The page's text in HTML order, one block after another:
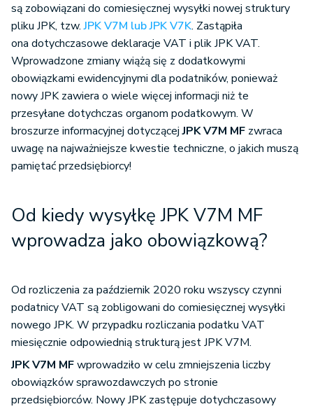
są zobowiązani do comiesięcznej wysyłki nowej struktury
pliku JPK, tzw.JPK V7M lub JPK V7K. Zastąpiła
ona dotychczasowe deklaracje VAT i plik JPK VAT.
Wprowadzone zmiany wiążą się z dodatkowymi
obowiązkami ewidencyjnymi dla podatników, ponieważ
nowy JPK zawiera o wiele więcej informacji niż te
przesyłane dotychczas organom podatkowym. W
broszurze informacyjnej dotyczącejJPK V7M MF zwraca
uwagę na najważniejsze kwestie techniczne, o jakich muszą
pamiętać przedsiębiorcy!
Od kiedy wysyłkę JPK V7M MF
wprowadza jako obowiązkową?
Od rozliczenia za październik 2020 roku wszyscy czynni
podatnicy VAT są zobligowani do comiesięcznej wysyłki
nowego JPK. W przypadku rozliczania podatku VAT
miesięcznie odpowiednią strukturą jest JPK V7M.
JPK V7M MFwprowadziło w celu zmniejszenia liczby
obowiązków sprawozdawczych po stronie
przedsiębiorców. Nowy JPK zastępuje dotychczasowy